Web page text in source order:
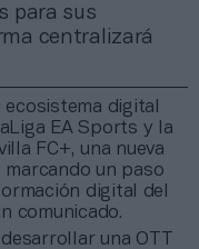
para sus
centralizará
digital
EA Sports y la
FC+, una nueva
marcando un paso
digital del
comunicado.
una OTT